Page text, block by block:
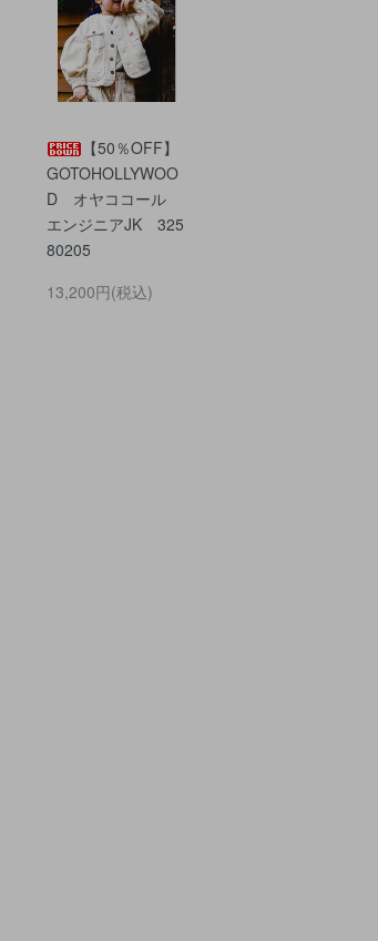
【50％OFF】
GOTOHOLLYWOO
D オヤココール
エンジニアJK 325
80205
13,200円(税込)